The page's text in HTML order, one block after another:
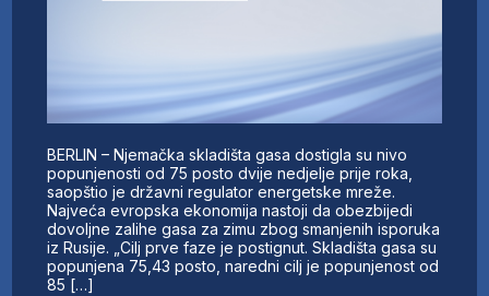
BERLIN – Njemačka skladišta gasa dostigla su nivo
popunjenosti od 75 posto dvije nedjelje prije roka,
saopštio je državni regulator energetske mreže.
Najveća evropska ekonomija nastoji da obezbijedi
dovoljne zalihe gasa za zimu zbog smanjenih isporuka
iz Rusije. „Cilj prve faze je postignut. Skladišta gasa su
popunjena 75,43 posto, naredni cilj je popunjenost od
85 […]